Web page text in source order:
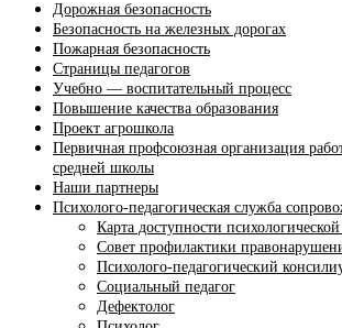
Дорожная безопасность
Безопасность на железных дорогах
Пожарная безопасность
Страницы педагогов
Учебно — воспитательный процесс
Повышение качества образования
Проект агрошкола
Первичная профсоюзная организация
средней школы
Наши партнеры
Психолого-педагогическая служба
Карта доступности
Совет профилактики
Психолого-педагогический
Социальный педагог
Дефектолог